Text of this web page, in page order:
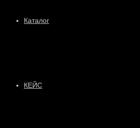
Каталог
КЕЙС